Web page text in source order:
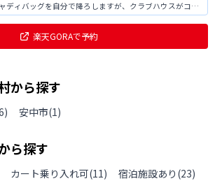
ディバッグを自分で降ろしますが、クラブハウスがコン
なりません。スタッフの方もアットホームでとても気持
のも魅力的です楽天GORAで予約
から探す
) 安中市(1)
ら探す
カート乗り入れ可(11) 宿泊施設あり (23)